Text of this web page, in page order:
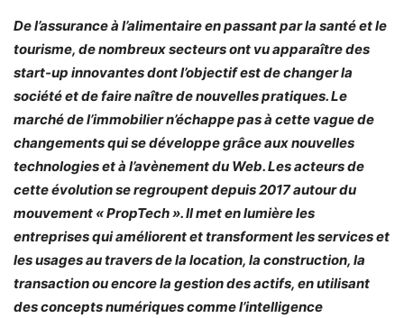
De l’assurance à l’alimentaire en passant par la santé et le
tourisme, de nombreux secteurs ont vu apparaître des
start-up innovantes dont l’objectif est de changer la
société et de faire naître de nouvelles pratiques. Le
marché de l’immobilier n’échappe pas à cette vague de
changements qui se développe grâce aux nouvelles
technologies et à l’avènement du Web. Les acteurs de
cette évolution se regroupent depuis 2017 autour du
mouvement « PropTech ». Il met en lumière les
entreprises qui améliorent et transforment les services et
les usages au travers de la location, la construction, la
transaction ou encore la gestion des actifs, en utilisant
des concepts numériques comme l’intelligence